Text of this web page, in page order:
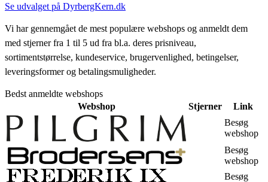
Se udvalget på DyrbergKern.dk
Vi har gennemgået de mest populære webshops og anmeldt dem
med stjerner fra 1 til 5 ud fra bl.a. deres prisniveau,
sortimentstørrelse, kundeservice, brugervenlighed, betingelser,
leveringsformer og betalingsmuligheder.
Bedst anmeldte webshops
Webshop
Stjerner
Link
Besøg
webshop
Besøg
webshop
Besøg